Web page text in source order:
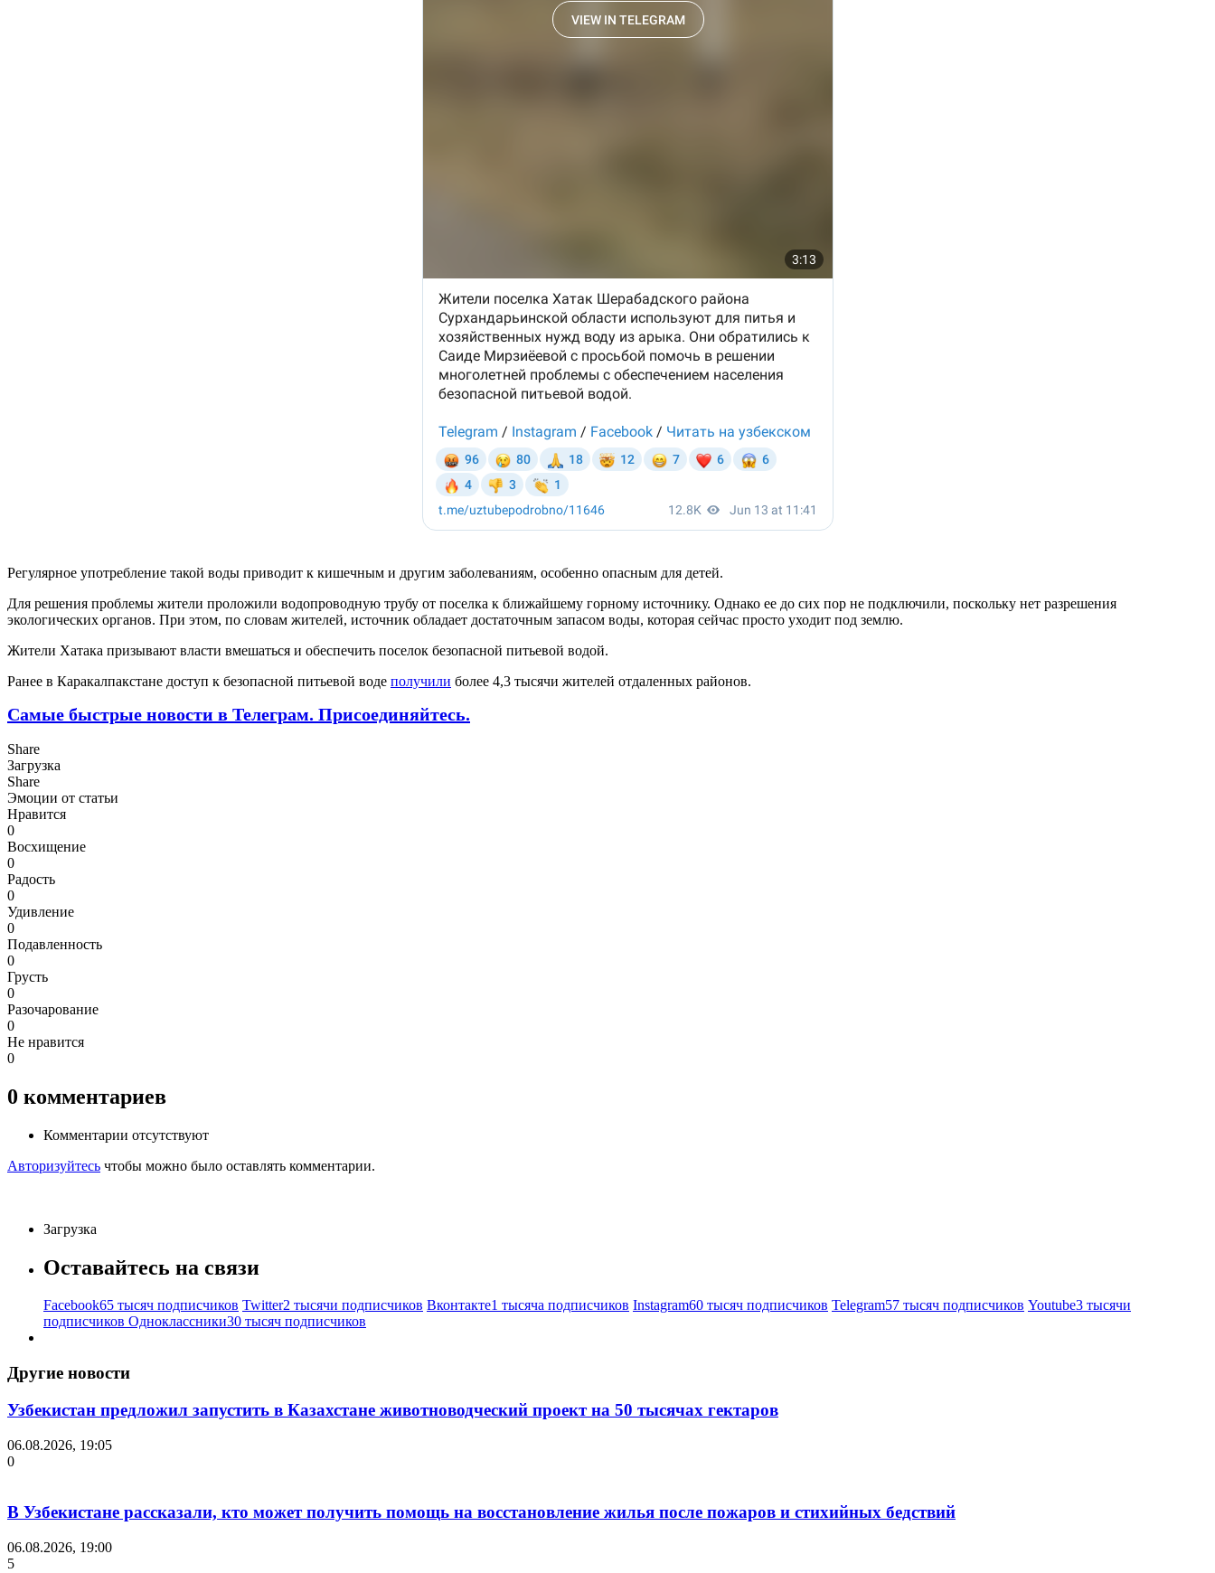
Регулярное употребление такой воды приводит к кишечным и другим заболеваниям, особенно опасным для детей.
Для решения проблемы жители проложили водопроводную трубу от поселка к ближайшему горному источнику. Однако ее до сих пор не подключили, поскольку нет разрешения
экологических органов. При этом, по словам жителей, источник обладает достаточным запасом воды, которая сейчас просто уходит под землю.
Жители Хатака призывают власти вмешаться и обеспечить поселок безопасной питьевой водой.
Ранее в Каракалпакстане доступ к безопасной питьевой воде получили более 4,3 тысячи жителей отдаленных районов.
Самые быстрые новости в Телеграм. Присоединяйтесь.
Share
Загрузка
Share
Эмоции от статьи
Нравится
0
Восхищение
0
Радость
0
Удивление
0
Подавленность
0
Грусть
0
Разочарование
0
Не нравится
0
0 комментариев
Комментарии отсутствуют
Авторизуйтесь чтобы можно было оставлять комментарии.
Загрузка
Оставайтесь на связи
Facebook65 тысяч подписчиков Twitter2 тысячи подписчиков Вконтакте1 тысяча подписчиков Instagram60 тысяч подписчиков Telegram57 тысяч подписчиков Youtube3 тысячи
подписчиков Одноклассники30 тысяч подписчиков
Другие новости
Узбекистан предложил запустить в Казахстане животноводческий проект на 50 тысячах гектаров
06.08.2026, 19:05
0
В Узбекистане рассказали, кто может получить помощь на восстановление жилья после пожаров и стихийных бедствий
06.08.2026, 19:00
5